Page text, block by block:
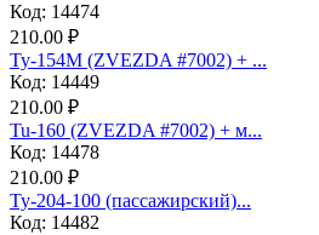
Код: 14474
210.00 ₽
Ту-154М (ZVEZDA #7002) + ...
Код: 14449
210.00 ₽
Tu-160 (ZVEZDA #7002) + м...
Код: 14478
210.00 ₽
Ту-204-100 (пассажирский)...
Код: 14482